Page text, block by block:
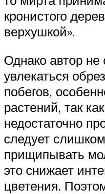
кронистого
верхушкой».
Однако автор не
увлекаться
побегов,
растений, так
недостаточно
следует
прищипывать
это снижает
цветения.